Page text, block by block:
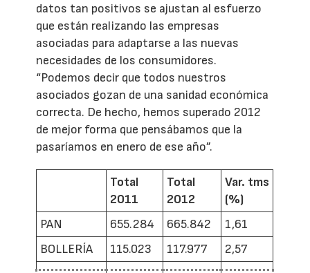
datos tan positivos se ajustan al esfuerzo
que están realizando las empresas
asociadas para adaptarse a las nuevas
necesidades de los consumidores.
“Podemos decir que todos nuestros
asociados gozan de una sanidad económica
correcta. De hecho, hemos superado 2012
de mejor forma que pensábamos que la
pasaríamos en enero de ese año”.
Total
2011
Total
2012
Var. tms
(%)
PAN
655.284 665.842
1,61
BOLLERÍA
115.023 117.977 2,57